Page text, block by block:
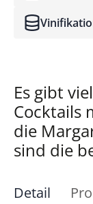
Es gibt
Cocktails
die
sind die
Detail